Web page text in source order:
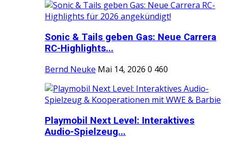
Sonic & Tails geben Gas: Neue Carrera
RC-Highlights...
Bernd Neuke Mai 14, 2026 0 460
Playmobil Next Level: Interaktives
Audio-Spielzeug...